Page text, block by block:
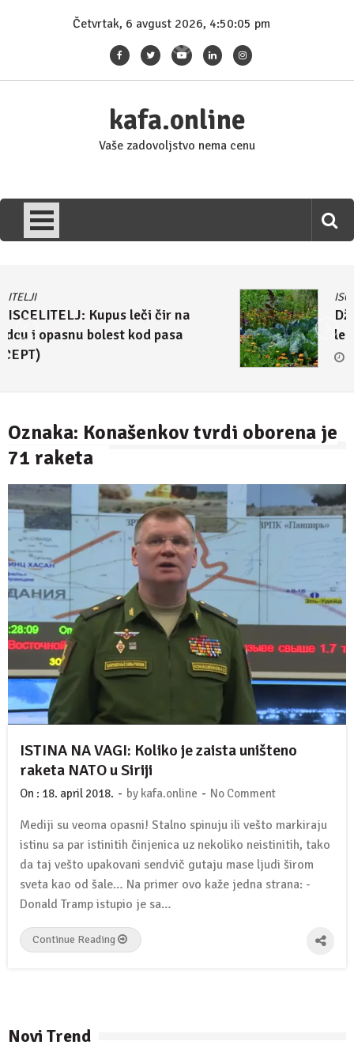
Četvrtak, 6 avgust 2026, 4:50:05 pm
kafa.online
Vaše zadovoljstvo nema cenu
Džulijan Eperli tvrdi: Kupus i rasol su
lek za homoseksualnost i autizam
Oznaka: Konašenkov tvrdi oborena je
71 raketa
ISTINA NA VAGI: Koliko je zaista uništeno
raketa NATO u Siriji
On : 18. april 2018. - by kafa.online - No Comment
Mediji su veoma opasni! Stalno spinuju ili vešto markiraju
istinu sa par istinitih činjenica uz nekoliko neistinitih, tako
da taj vešto upakovani sendvič gutaju mase ljudi širom
sveta kao od šale… Na primer ovo kaže jedna strana: -
Donald Tramp istupio je sa…
Continue Reading
Novi Trend